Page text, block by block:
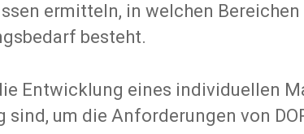
ermitteln, in welchen
besteht.
Entwicklung eines individuellen
um die Anforderungen von